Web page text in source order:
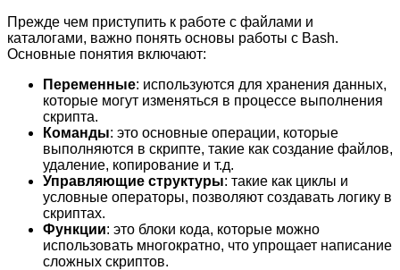
Прежде чем приступить к работе с файлами и
каталогами, важно понять основы работы с Bash.
Основные понятия включают:
Переменные: используются для хранения данных,
которые могут изменяться в процессе выполнения
скрипта.
Команды: это основные операции, которые
выполняются в скрипте, такие как создание файлов,
удаление, копирование и т.д.
Управляющие структуры: такие как циклы и
условные операторы, позволяют создавать логику в
скриптах.
Функции: это блоки кода, которые можно
использовать многократно, что упрощает написание
сложных скриптов.